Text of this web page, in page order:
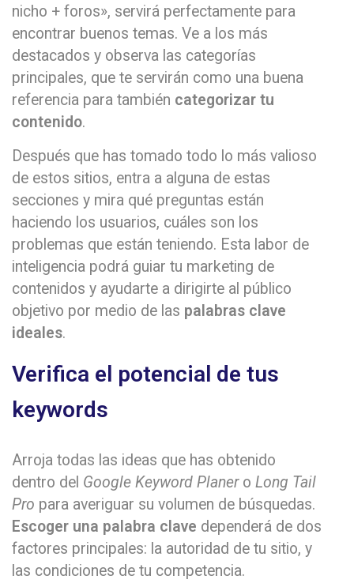
nicho + foros», servirá perfectamente para
encontrar buenos temas. Ve a los más
destacados y observa las categorías
principales, que te servirán como una buena
referencia para también categorizar tu
contenido.
Después que has tomado todo lo más valioso
de estos sitios, entra a alguna de estas
secciones y mira qué preguntas están
haciendo los usuarios, cuáles son los
problemas que están teniendo. Esta labor de
inteligencia podrá guiar tu marketing de
contenidos y ayudarte a dirigirte al público
objetivo por medio de las palabras clave
ideales.
Verifica el potencial de tus
keywords
Arroja todas las ideas que has obtenido
dentro del Google Keyword Planero Long Tail
Pro para averiguar su volumen de búsquedas.
Escoger una palabra clave dependerá de dos
factores principales: la autoridad de tu sitio, y
las condiciones de tu competencia.